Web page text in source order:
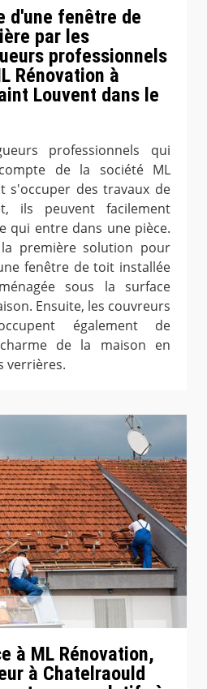
d'une fenêtre de
par les
professionnels
Rénovation à
Louvent dans le
professionnels qui
de la société ML
s'occuper des travaux de
ils peuvent facilement
qui entre dans une pièce.
première solution pour
fenêtre de toit installée
sous la surface
Ensuite, les couvreurs
également de
de la maison en
verrières.
à ML Rénovation,
à Chatelraould